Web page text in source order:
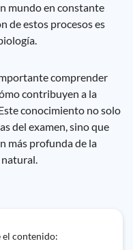
mundo en constante
de estos procesos es
comprender
contribuyen a la
conocimiento no solo
del examen, sino que
más profunda de la
el contenido: